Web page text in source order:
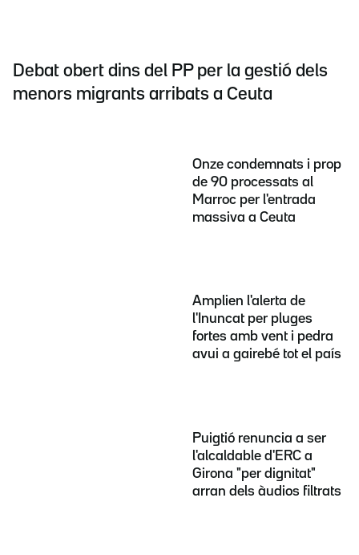
Debat obert dins del PP per la gestió dels
menors migrants arribats a Ceuta
Onze condemnats i prop
de 90 processats al
Marroc per l'entrada
massiva a Ceuta
Amplien l'alerta de
l'Inuncat per pluges
fortes amb vent i pedra
avui a gairebé tot el país
Puigtió renuncia a ser
l'alcaldable d'ERC a
Girona "per dignitat"
arran dels àudios filtrats